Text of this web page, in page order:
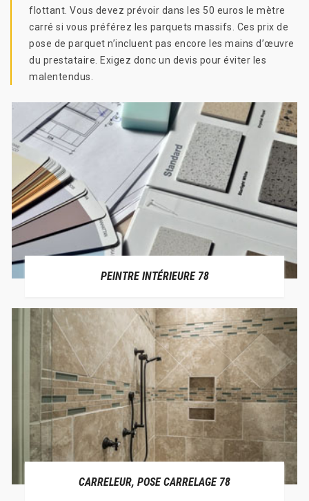
flottant. Vous devez prévoir dans les 50 euros le mètre
carré si vous préférez les parquets massifs. Ces prix de
pose de parquet n’incluent pas encore les mains d’œuvre
du prestataire. Exigez donc un devis pour éviter les
malentendus.
PEINTRE INTÉRIEURE 78
CARRELEUR, POSE CARRELAGE 78